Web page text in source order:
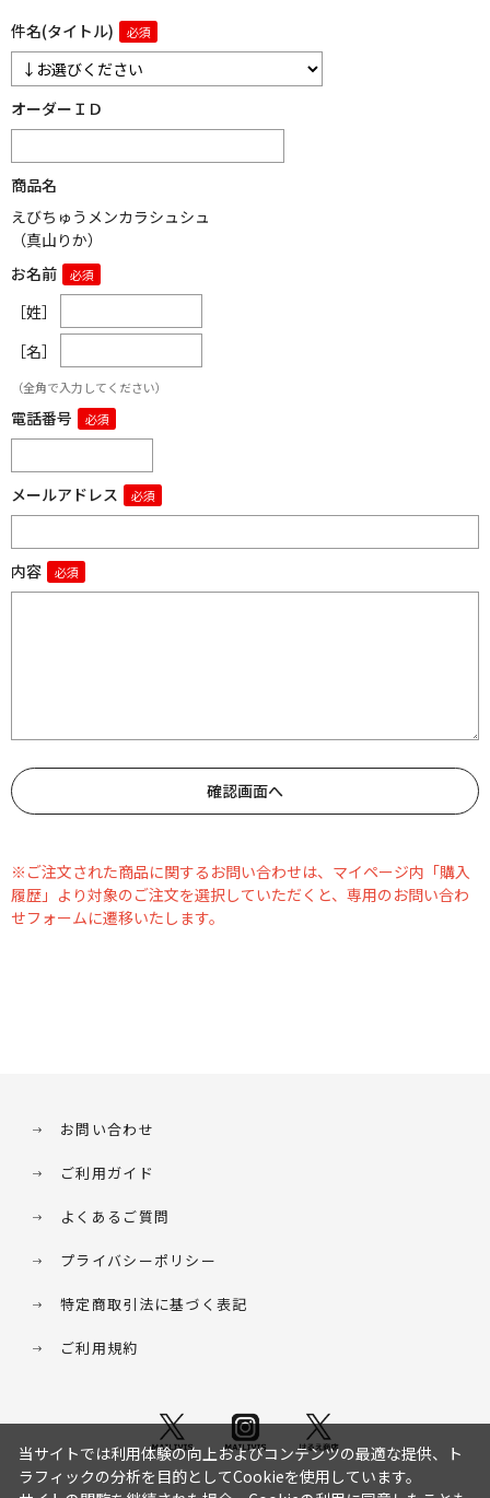
件名(タイトル)
オーダーＩＤ
商品名
えびちゅうメンカラシュシュ
（真山りか）
お名前
［姓］
［名］
（全角で入力してください）
電話番号
メールアドレス
内容
※ご注文された商品に関するお問い合わせは、マイページ内「購入
履歴」より対象のご注文を選択していただくと、専用のお問い合わ
せフォームに遷移いたします。
お問い合わせ
ご利用ガイド
よくあるご質問
プライバシーポリシー
特定商取引法に基づく表記
ご利用規約
当サイトでは利用体験の向上およびコンテンツの最適な提供、ト
ラフィックの分析を目的としてCookieを使用しています。